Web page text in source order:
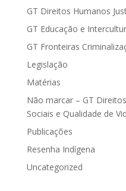
GT Direitos Humanos
GT Educação e
GT Fronteiras
Legislação
Matérias
Não marcar – GT
Sociais e Qualidade de
Publicações
Resenha Indígena
Uncategorized